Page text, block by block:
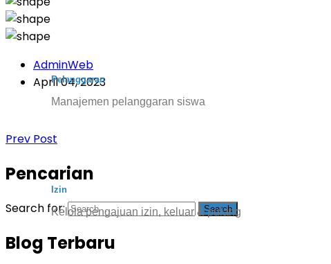
Pelanggaran
Manajemen pelanggaran siswa
Izin
Kelola pengajuan izin, keluar & pulang
AdminWeb
April 04, 2023
Prev Post
Pencarian
Search for:
Blog Terbaru